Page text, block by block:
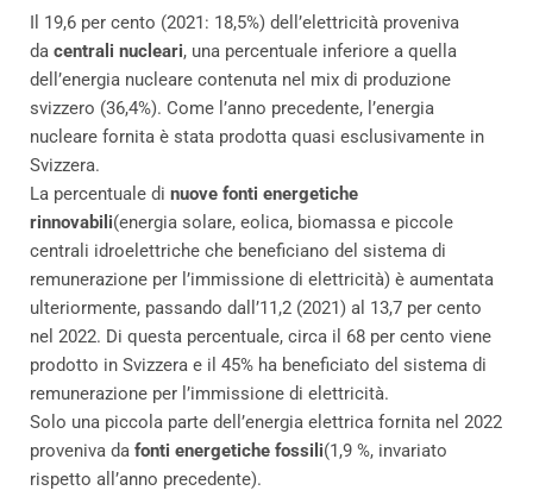
Il 19,6 per cento (2021: 18,5%) dell’elettricità proveniva
da centrali nucleari, una percentuale inferiore a quella
dell’energia nucleare contenuta nel mix di produzione
svizzero (36,4%). Come l’anno precedente, l’energia
nucleare fornita è stata prodotta quasi esclusivamente in
Svizzera.
La percentuale di nuove fonti energetiche
rinnovabili(energia solare, eolica, biomassa e piccole
centrali idroelettriche che beneficiano del sistema di
remunerazione per l’immissione di elettricità) è aumentata
ulteriormente, passando dall’11,2 (2021) al 13,7 per cento
nel 2022. Di questa percentuale, circa il 68 per cento viene
prodotto in Svizzera e il 45% ha beneficiato del sistema di
remunerazione per l’immissione di elettricità.
Solo una piccola parte dell’energia elettrica fornita nel 2022
proveniva da fonti energetiche fossili(1,9 %, invariato
rispetto all’anno precedente).